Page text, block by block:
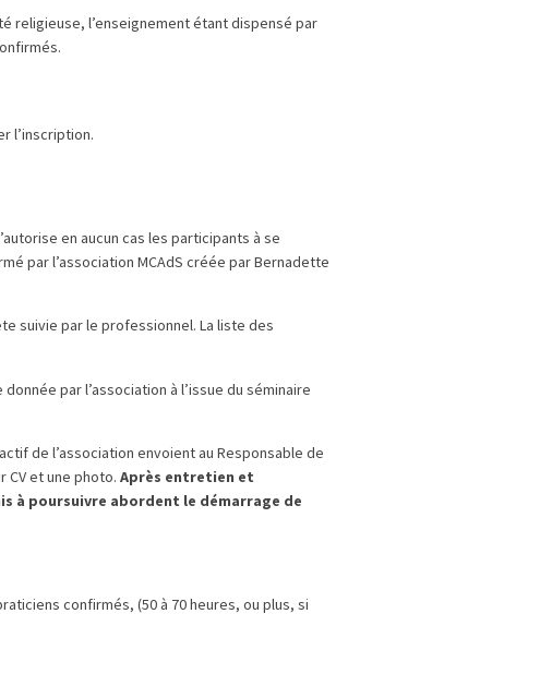
religieuse, l’enseignement étant dispensé par
l’inscription.
en aucun cas les participants à se
par l’association MCAdS créée par Bernadette
suivie par le professionnel. La liste des
par l’association à l’issue du séminaire
de l’association envoient au Responsable de
et une photo. Après entretien et
à poursuivre abordent le démarrage de
confirmés, (50 à 70 heures, ou plus, si